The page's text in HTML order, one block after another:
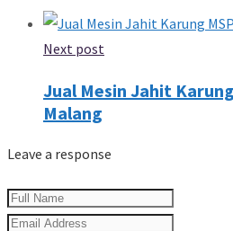
Next post
Jual Mesin Jahit
Malang
Leave a response